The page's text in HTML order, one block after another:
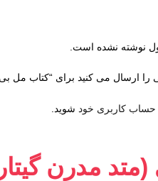
نوشته نشده است.
را ارسال می کنید برای “کتاب مل
حساب کاربری خود شوید.
مدرن